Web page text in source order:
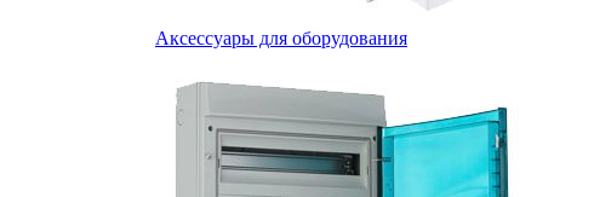
Аксессуары для оборудования